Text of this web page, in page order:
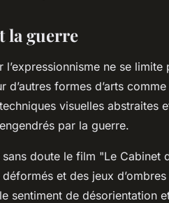
la guerre
ne se limite
formes d’arts
visuelles abstraites
par la guerre.
doute le film "Le Cabinet
et des jeux
sentiment de désorientation